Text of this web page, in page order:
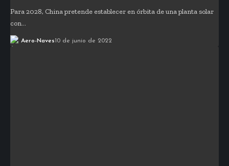
Para 2028, China pretende establecer en órbita de una planta solar
con…
Aero-Naves 10 de junio de 2022